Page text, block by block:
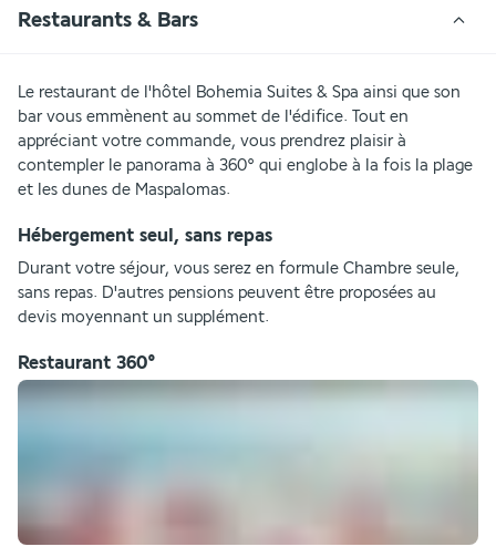
Restaurants & Bars
Le restaurant de l'hôtel Bohemia Suites & Spa ainsi que son
bar vous emmènent au sommet de l'édifice. Tout en
appréciant votre commande, vous prendrez plaisir à
contempler le panorama à 360° qui englobe à la fois la plage
et les dunes de Maspalomas.
Hébergement seul, sans repas
Durant votre séjour, vous serez en formule Chambre seule,
sans repas. D'autres pensions peuvent être proposées au
devis moyennant un supplément.
Restaurant 360°